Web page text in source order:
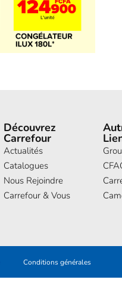
Découvrez
Carrefour
Actualités
Catalogues
Nous Rejoindre
Carrefour & Vous
Conditions générales